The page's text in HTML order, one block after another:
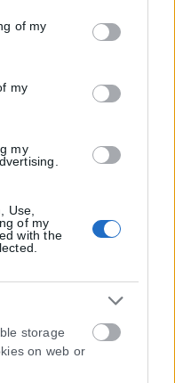
behaviour. You may
and its third-party
purposes in below
of my
my
my
Use,
of my
with the
storage
on web or
GROUP A.E.” και κατ’
“www.karfitsa.gr”
334 της Επιτροπής της
την αποτελεσματική
στο διαδίκτυο (L 63).